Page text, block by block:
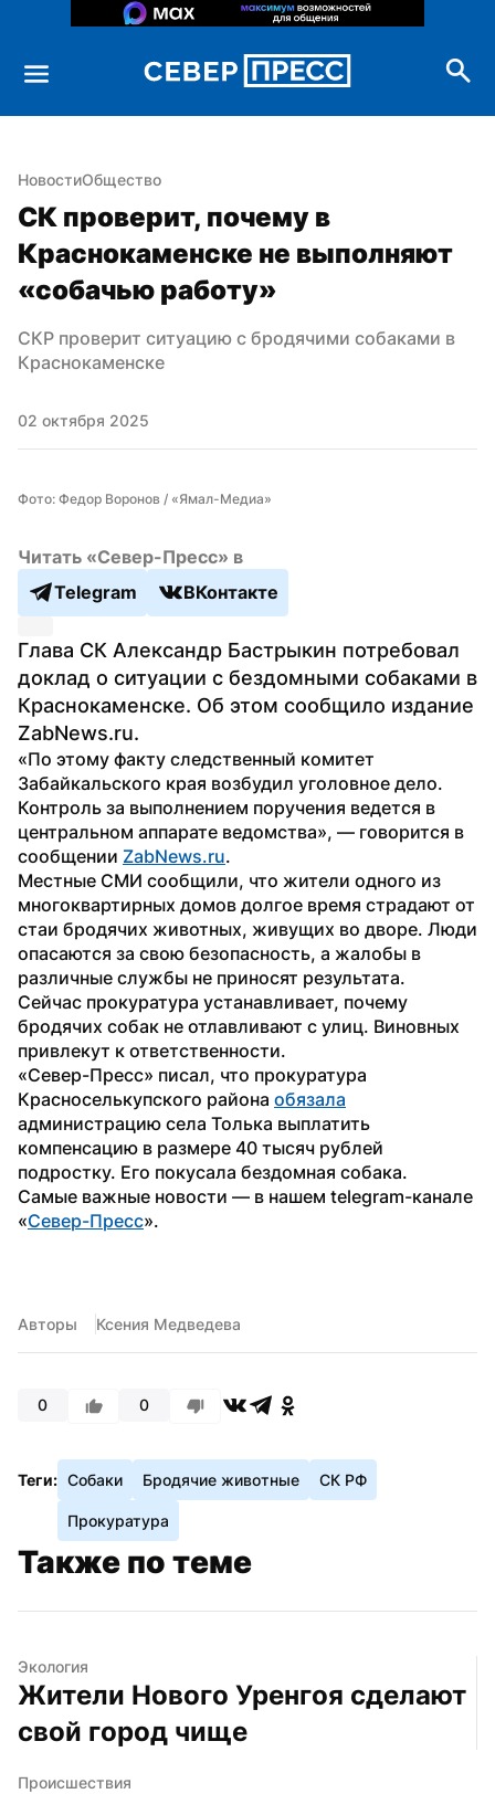
НовостиОбщество
СК проверит, почему в
Краснокаменске не выполняют
«собачью работу»
СКР проверит ситуацию с бродячими собаками в
Краснокаменске
02 октября 2025
Фото: Федор Воронов / «Ямал-Медиа»
Читать «Север-Пресс» в
Telegram
ВКонтакте
Глава СК Александр Бастрыкин потребовал
доклад о ситуации с бездомными собаками в
Краснокаменске. Об этом сообщило издание
ZabNews.ru.
«По этому факту следственный комитет
Забайкальского края возбудил уголовное дело.
Контроль за выполнением поручения ведется в
центральном аппарате ведомства», — говорится в
сообщении ZabNews.ru.
Местные СМИ сообщили, что жители одного из
многоквартирных домов долгое время страдают от
стаи бродячих животных, живущих во дворе. Люди
опасаются за свою безопасность, а жалобы в
различные службы не приносят результата.
Сейчас прокуратура устанавливает, почему
бродячих собак не отлавливают с улиц. Виновных
привлекут к ответственности.
«Север-Пресс» писал, что прокуратура
Красноселькупского района обязала
администрацию села Толька выплатить
компенсацию в размере 40 тысяч рублей
подростку. Его покусала бездомная собака.
Самые важные новости — в нашем telegram-канале
«Север-Пресс».
Авторы Ксения Медведева
0 0
Теги: Собаки Бродячие животные СК РФ
Прокуратура
Также по теме
Экология
Жители Нового Уренгоя сделают
свой город чище
Происшествия